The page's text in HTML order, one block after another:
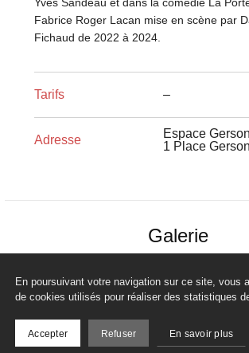
En poursuivant votre navigation sur ce site, vous
de cookies utilisés pour réaliser des statistiques
Accepter Refuser En savoir plus
Fabrice Roger Lacan mise en scène par
Fichaud de 2022 à 2024.
Tarifs –
Adresse
Espace Gerson
1 Place Gerson
Galerie